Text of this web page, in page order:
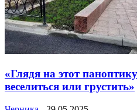
«Глядя на этот
веселиться или грустить»